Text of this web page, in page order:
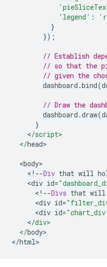
'legend' :
}
});
// Establish
// so that the
// given the
dashboard .bind(
// Draw the
dashboard .draw(
}
</script>
</head>
<body>
<!--Div that will
<div id=
<!--Divs that will
<div id=
<div id=
</div>
</body>
</html>